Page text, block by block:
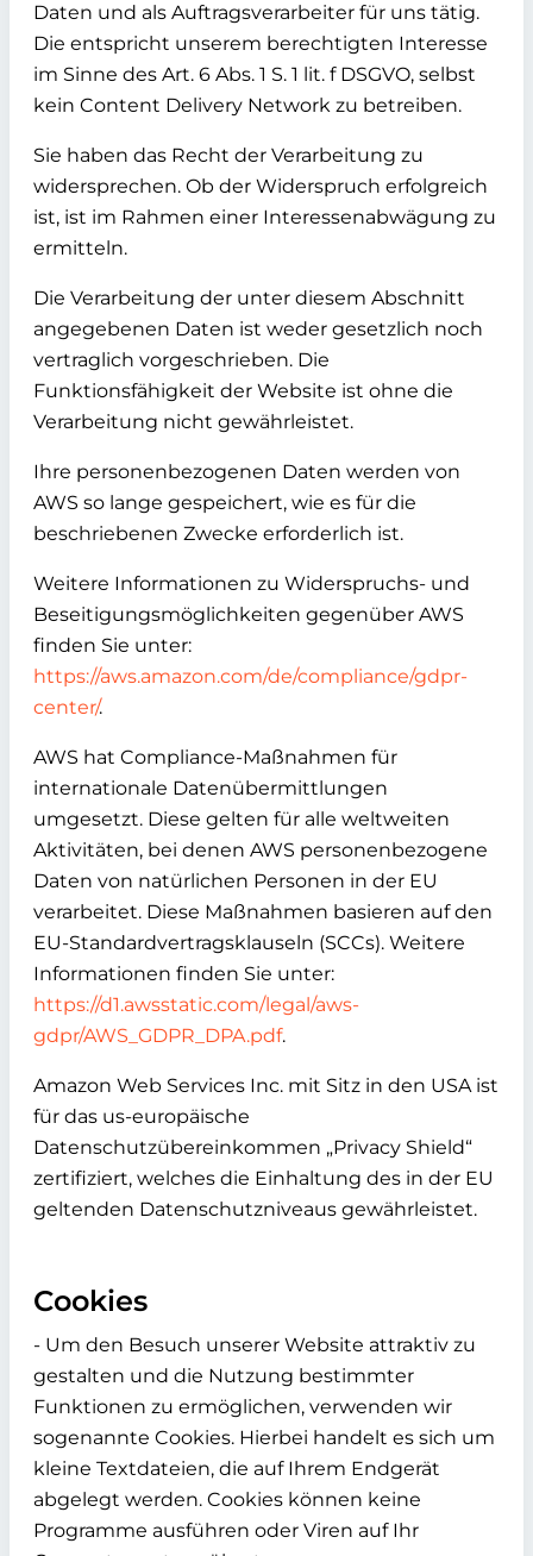
Daten und als Auftragsverarbeiter für uns tätig.
Die entspricht unserem berechtigten Interesse
im Sinne des Art. 6 Abs. 1 S. 1 lit. f DSGVO, selbst
kein Content Delivery Network zu betreiben.
Sie haben das Recht der Verarbeitung zu
widersprechen. Ob der Widerspruch erfolgreich
ist, ist im Rahmen einer Interessenabwägung zu
ermitteln.
Die Verarbeitung der unter diesem Abschnitt
angegebenen Daten ist weder gesetzlich noch
vertraglich vorgeschrieben. Die
Funktionsfähigkeit der Website ist ohne die
Verarbeitung nicht gewährleistet.
Ihre personenbezogenen Daten werden von
AWS so lange gespeichert, wie es für die
beschriebenen Zwecke erforderlich ist.
Weitere Informationen zu Widerspruchs- und
Beseitigungsmöglichkeiten gegenüber AWS
finden Sie unter:
https://aws.amazon.com/de/compliance/gdpr-
center/.
AWS hat Compliance-Maßnahmen für
internationale Datenübermittlungen
umgesetzt. Diese gelten für alle weltweiten
Aktivitäten, bei denen AWS personenbezogene
Daten von natürlichen Personen in der EU
verarbeitet. Diese Maßnahmen basieren auf den
EU-Standardvertragsklauseln (SCCs). Weitere
Informationen finden Sie unter:
https://d1.awsstatic.com/legal/aws-
gdpr/AWS_GDPR_DPA.pdf.
Amazon Web Services Inc. mit Sitz in den USA ist
für das us-europäische
Datenschutzübereinkommen „Privacy Shield“
zertifiziert, welches die Einhaltung des in der EU
geltenden Datenschutzniveaus gewährleistet.
Cookies
- Um den Besuch unserer Website attraktiv zu
gestalten und die Nutzung bestimmter
Funktionen zu ermöglichen, verwenden wir
sogenannte Cookies. Hierbei handelt es sich um
kleine Textdateien, die auf Ihrem Endgerät
abgelegt werden. Cookies können keine
Programme ausführen oder Viren auf Ihr